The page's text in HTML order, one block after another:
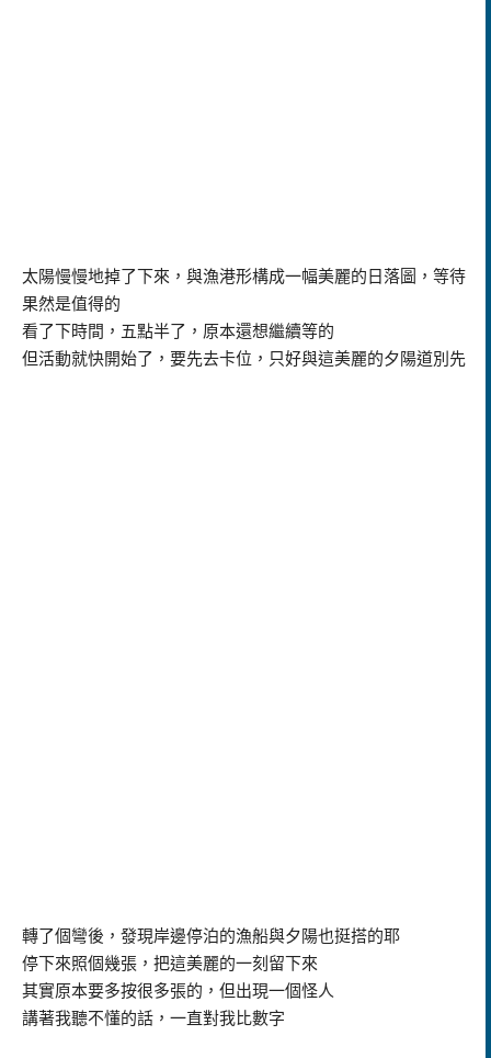
太陽慢慢地掉了下來，與漁港形構成一幅美麗的日落圖，等待
果然是值得的
看了下時間，五點半了，原本還想繼續等的
但活動就快開始了，要先去卡位，只好與這美麗的夕陽道別先
轉了個彎後，發現岸邊停泊的漁船與夕陽也挺搭的耶
停下來照個幾張，把這美麗的一刻留下來
其實原本要多按很多張的，但出現一個怪人
講著我聽不懂的話，一直對我比數字